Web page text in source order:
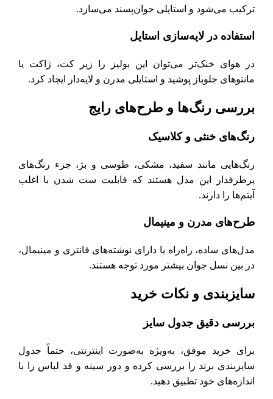
ترکیب می‌شود و استایلی جوان‌پسند می‌سازد.
استفاده در لایه‌سازی استایل
در هوای خنک‌تر می‌توان این بولیز را زیر کت، ژاکت یا
مانتوهای جلوباز پوشید و استایلی مدرن و لایه‌دار ایجاد کرد.
بررسی رنگ‌ها و طرح‌های رایج
رنگ‌های خنثی و کلاسیک
رنگ‌هایی مانند سفید، مشکی، طوسی و بژ، جزء رنگ‌های
پرطرفدار این مدل هستند که قابلیت ست شدن با اغلب
آیتم‌ها را دارند.
طرح‌های مدرن و مینیمال
مدل‌های ساده، راه‌راه یا دارای نوشته‌های فانتزی و مینیمال،
در بین نسل جوان بیشتر مورد توجه هستند.
سایزبندی و نکات خرید
بررسی دقیق جدول سایز
برای خرید موفق، به‌ویژه به‌صورت اینترنتی، حتماً جدول
سایزبندی برند را بررسی کرده و دور سینه و قد لباس را با
اندازه‌های خود تطبیق دهید.